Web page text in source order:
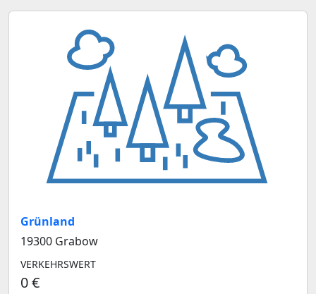
Grünland
19300 Grabow
VERKEHRSWERT
0 €